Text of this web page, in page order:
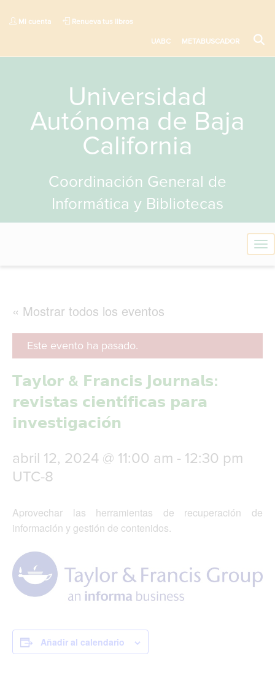
Mi cuenta Renueva tus libros
UABC METABUSCADOR
Universidad
Autónoma de Baja
California
Coordinación General de
Informática y Bibliotecas
T
o
a
« Mostrar todos los eventos
Este evento ha pasado.
𝗧𝗮𝘆𝗹𝗼𝗿 & 𝗙𝗿𝗮𝗻𝗰𝗶𝘀 𝗝𝗼𝘂𝗿𝗻𝗮𝗹𝘀:
𝗿𝗲𝘃𝗶𝘀𝘁𝗮𝘀 𝗰𝗶𝗲𝗻𝘁𝗶́𝗳𝗶𝗰𝗮𝘀 𝗽𝗮𝗿𝗮
𝗶𝗻𝘃𝗲𝘀𝘁𝗶𝗴𝗮𝗰𝗶𝗼́𝗻
abril 12, 2024 @ 11:00 am - 12:30 pm
UTC-8
Aprovechar las herramientas de recuperación de
información y gestión de contenidos.
Añadir al calendario